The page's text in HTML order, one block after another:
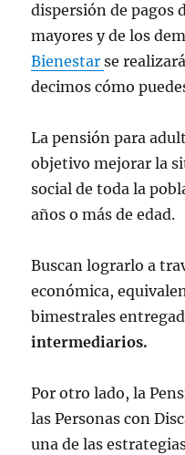
dispersión de pagos
mayores y de los
Bienestarse
decimos cómo
La pensión para
objetivo mejorar la
social de toda la
años o más de edad.
Buscan lograrlo a
económica,
bimestrales
intermediarios.
Por otro lado, la
las Personas con
una de las